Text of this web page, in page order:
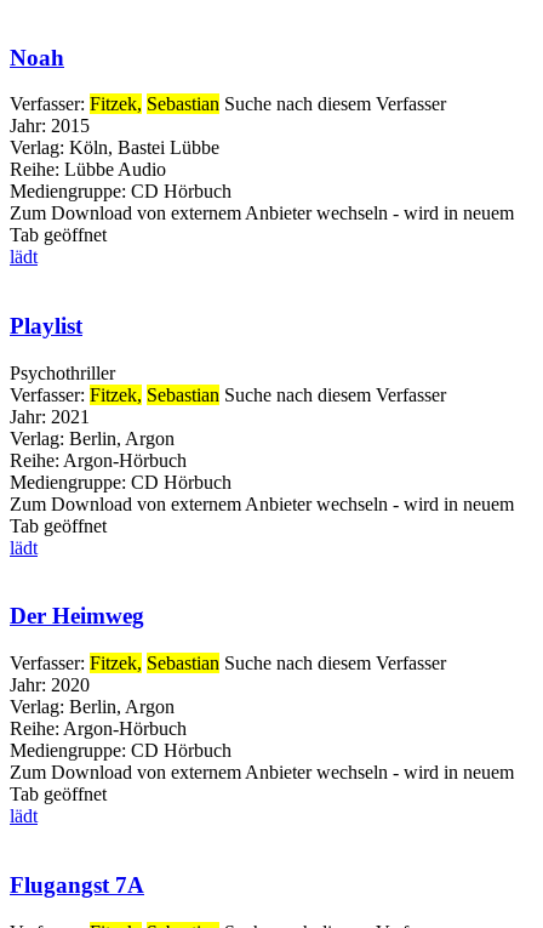
Noah
Verfasser: Fitzek, Sebastian Suche nach diesem Verfasser
Jahr: 2015
Verlag: Köln, Bastei Lübbe
Reihe: Lübbe Audio
Mediengruppe: CD Hörbuch
Zum Download von externem Anbieter wechseln - wird in neuem
Tab geöffnet
lädt
Playlist
Psychothriller
Verfasser: Fitzek, Sebastian Suche nach diesem Verfasser
Jahr: 2021
Verlag: Berlin, Argon
Reihe: Argon-Hörbuch
Mediengruppe: CD Hörbuch
Zum Download von externem Anbieter wechseln - wird in neuem
Tab geöffnet
lädt
Der Heimweg
Verfasser: Fitzek, Sebastian Suche nach diesem Verfasser
Jahr: 2020
Verlag: Berlin, Argon
Reihe: Argon-Hörbuch
Mediengruppe: CD Hörbuch
Zum Download von externem Anbieter wechseln - wird in neuem
Tab geöffnet
lädt
Flugangst 7A